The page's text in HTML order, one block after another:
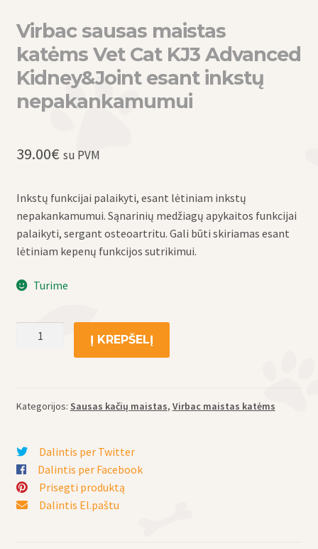
Virbac sausas maistas
katėms Vet Cat KJ3 Advanced
Kidney&Joint esant inkstų
nepakankamumui
39.00€ su PVM
Inkstų funkcijai palaikyti, esant lėtiniam inkstų
nepakankamumui. Sąnarinių medžiagų apykaitos funkcijai
palaikyti, sergant osteoartritu. Gali būti skiriamas esant
lėtiniam kepenų funkcijos sutrikimui.
Turime
produkto
maistas
Cat
KJ3
Advanced
Kidney&Joint
Į KREPŠELĮ
Kategorijos: Sausas kačių maistas, Virbac maistas katėms
Dalintis per Twitter
Dalintis per Facebook
Prisegti produktą
Dalintis El.paštu